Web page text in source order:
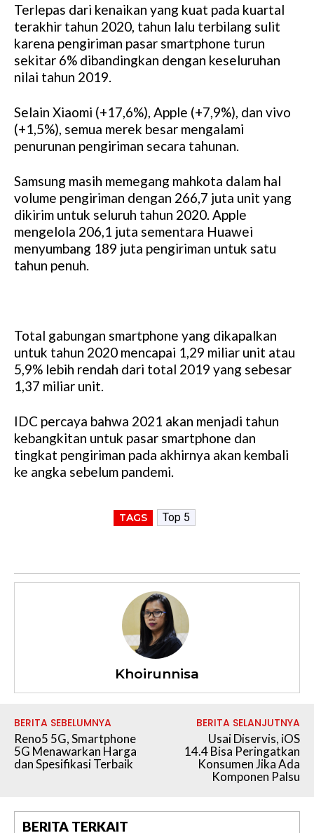
Terlepas dari kenaikan yang kuat pada kuartal
terakhir tahun 2020, tahun lalu terbilang sulit
karena pengiriman pasar smartphone turun
sekitar 6% dibandingkan dengan keseluruhan
nilai tahun 2019.
Selain Xiaomi (+17,6%), Apple (+7,9%), dan vivo
(+1,5%), semua merek besar mengalami
penurunan pengiriman secara tahunan.
Samsung masih memegang mahkota dalam hal
volume pengiriman dengan 266,7 juta unit yang
dikirim untuk seluruh tahun 2020. Apple
mengelola 206,1 juta sementara Huawei
menyumbang 189 juta pengiriman untuk satu
tahun penuh.
Total gabungan smartphone yang dikapalkan
untuk tahun 2020 mencapai 1,29 miliar unit atau
5,9% lebih rendah dari total 2019 yang sebesar
1,37 miliar unit.
IDC percaya bahwa 2021 akan menjadi tahun
kebangkitan untuk pasar smartphone dan
tingkat pengiriman pada akhirnya akan kembali
ke angka sebelum pandemi.
TAGS Top 5
Khoirunnisa
BERITA SEBELUMNYA
Reno5 5G, Smartphone
5G Menawarkan Harga
dan Spesifikasi Terbaik
BERITA SELANJUTNYA
Usai Diservis, iOS
14.4 Bisa Peringatkan
Konsumen Jika Ada
Komponen Palsu
BERITA TERKAIT